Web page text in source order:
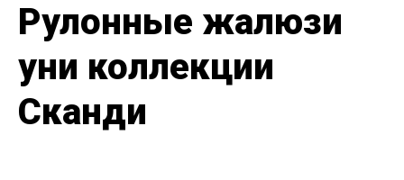
Рулонные жалюзи
уни коллекции
Сканди